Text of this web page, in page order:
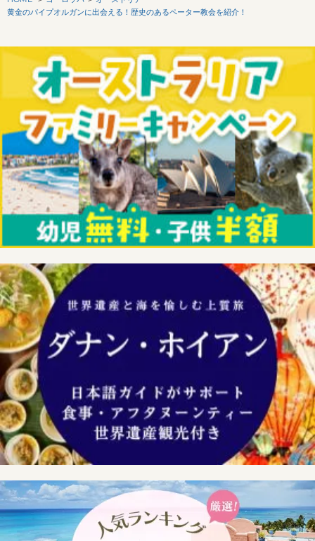
黄金のパイプオルガンに出会える！歴史のあるペーター教会を紹介！